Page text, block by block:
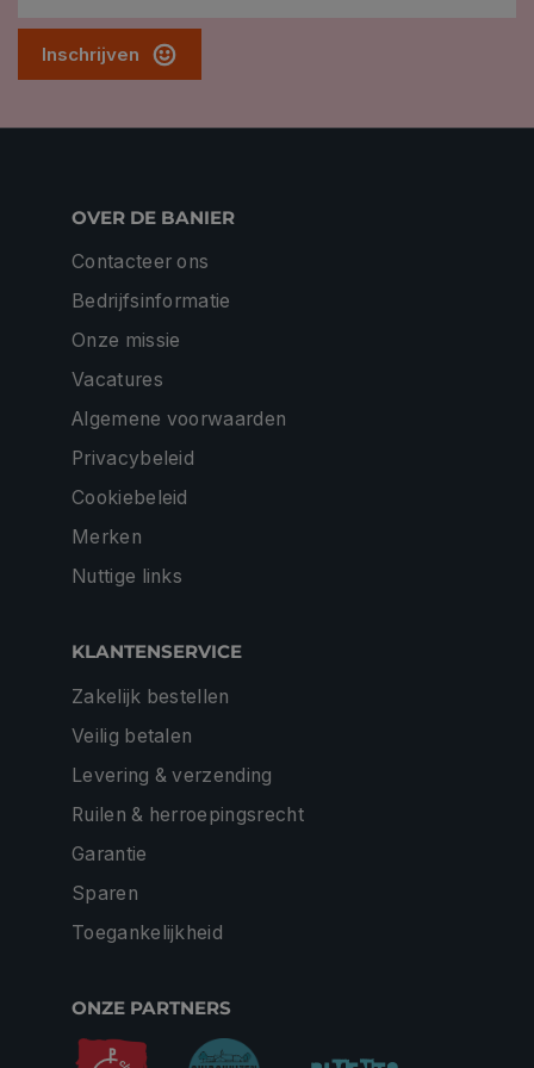
Inschrijven
OVER DE BANIER
Contacteer ons
Bedrijfsinformatie
Onze missie
Vacatures
Algemene voorwaarden
Privacybeleid
Cookiebeleid
Merken
Nuttige links
KLANTENSERVICE
Zakelijk bestellen
Veilig betalen
Levering & verzending
Ruilen & herroepingsrecht
Garantie
Sparen
Toegankelijkheid
ONZE PARTNERS